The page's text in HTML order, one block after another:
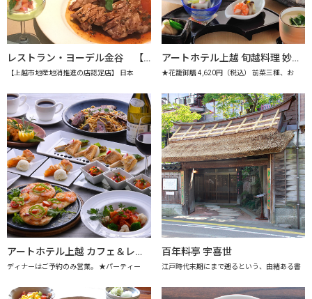
レストラン・ヨーデル金谷 【上越市地産地消推進の店認定店】
【上越市地産地消推進の店認定店】 日本
アートホテル上越 旬越料理 妙高 【上越市地産地消推進の店認定店】
★花籠御膳 4,620円（税込） 前菜三種、お
アートホテル上越 カフェ＆レストラン アレーグロ
ディナーはご予約のみ営業。 ★パーティー
百年料亭 宇喜世
江戸時代末期にまで遡るという、由緒ある書